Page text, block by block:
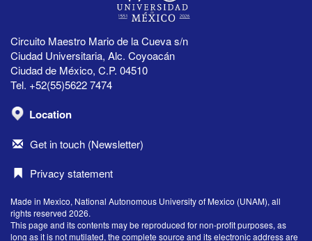
Circuito Maestro Mario de la Cueva s/n
Ciudad Universitaria, Alc. Coyoacán
Ciudad de México, C.P. 04510
Tel. +52(55)5622 7474
Location
Get in touch (Newsletter)
Privacy statement
Made in Mexico, National Autonomous University of Mexico (UNAM), all
rights reserved 2026.
This page and its contents may be reproduced for non-profit purposes, as
long as it is not mutilated, the complete source and its electronic address are